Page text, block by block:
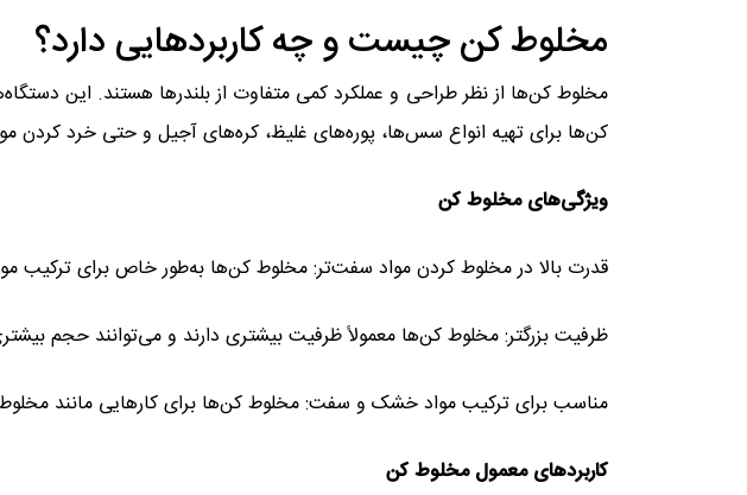
مخلوط کن چیست و چه کاربردهایی دارد؟
مخلوط کن‌ها از نظر طراحی و عملکرد کمی متفاوت از بلندرها هستند. این
کن‌ها برای تهیه انواع سس‌ها، پوره‌های غلیظ، کره‌های آجیل و حتی خرد کردن
ویژگی‌های مخلوط کن
قدرت بالا در مخلوط کردن مواد سفت‌تر: مخلوط کن‌ها به‌طور خاص برای ترکیب
ظرفیت بزرگتر: مخلوط کن‌ها معمولاً ظرفیت بیشتری دارند و می‌توانند حجم
مناسب برای ترکیب مواد خشک و سفت: مخلوط کن‌ها برای کارهایی مانند
کاربردهای معمول مخلوط کن